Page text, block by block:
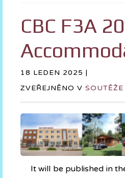
CBC F3A
18 LEDEN 2025 |
ZVEŘEJNĚNO V
It will be published in